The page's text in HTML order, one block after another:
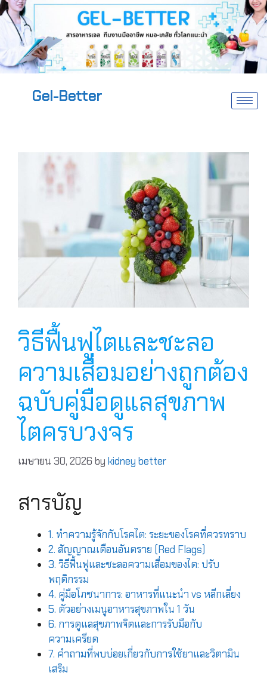
Gel-Better
วิธีฟื้นฟูไตและชะลอ
ความเสื่อมอย่างถูกต้อง
ฉบับคู่มือดูแลสุขภาพ
ไตครบวงจร
เมษายน 30, 2026 by kidney better
สารบัญ
1. ทำความรู้จักกับโรคไต: ระยะของโรคที่ควรทราบ
2. สัญญาณเตือนอันตราย (Red Flags)
3. วิธีฟื้นฟูและชะลอความเสื่อมของไต: ปรับ
พฤติกรรม
4. คู่มือโภชนาการ: อาหารที่แนะนำ vs หลีกเลี่ยง
5. ตัวอย่างเมนูอาหารสุขภาพใน 1 วัน
6. การดูแลสุขภาพจิตและการรับมือกับ
ความเครียด
7. คำถามที่พบบ่อยเกี่ยวกับการใช้ยาและวิตามิน
เสริม